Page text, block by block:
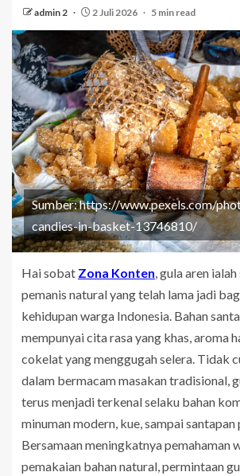
admin 2 2 Juli 2026 5 min read
Sumber: https://www.pexels.com/
candies-in-basket-13746810/
Hai sobat Zona Konten , gula aren
pemanis natural yang telah lama jadi
kehidupan warga Indonesia. Bahan
mempunyai cita rasa yang khas, aroma
cokelat yang menggugah selera. Tidak
dalam bermacam masakan tradisional,
terus menjadi terkenal selaku bahan
minuman modern, kue, sampai santapan
Bersamaan meningkatnya pemahaman
pemakaian bahan natural, permintaan